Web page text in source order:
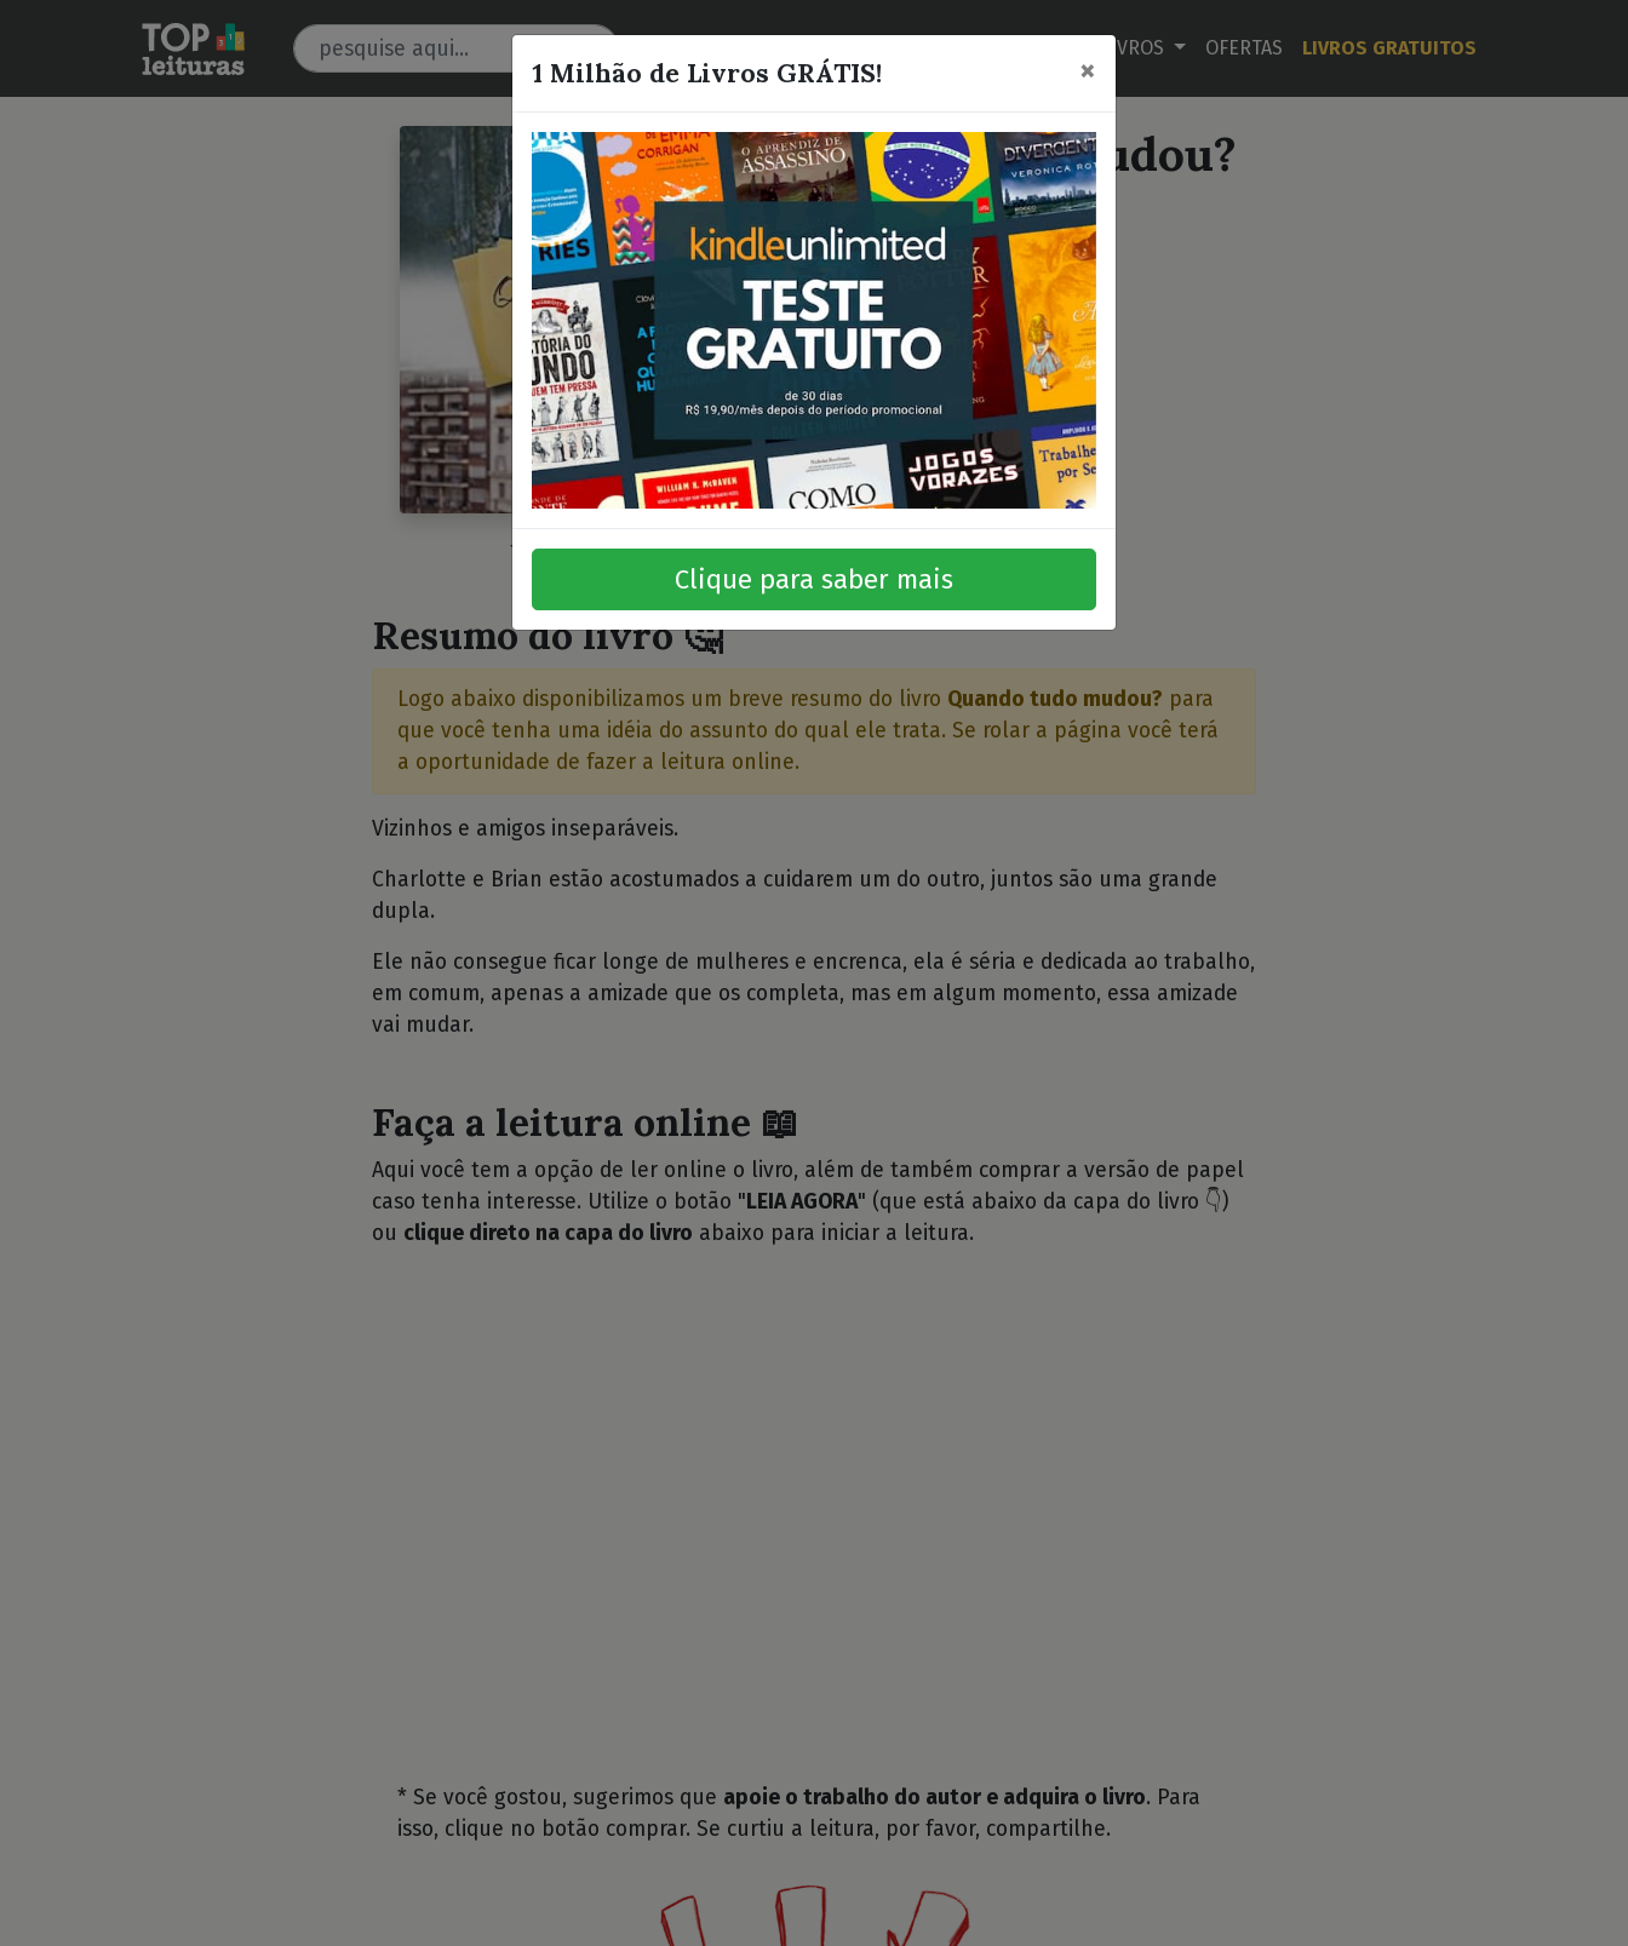
LIVROS OFERTAS LIVROS GRATUITOS
⭐⭐⭐⭐⭐
Quando tudo mudou?
Mônica Cristina
Quero este livro!
Resumo do livro 🤔
Logo abaixo disponibilizamos um breve resumo do livro Quando tudo mudou? para
que você tenha uma idéia do assunto do qual ele trata. Se rolar a página você terá
a oportunidade de fazer a leitura online.
Vizinhos e amigos inseparáveis.
Charlotte e Brian estão acostumados a cuidarem um do outro, juntos são uma grande
dupla.
Ele não consegue ficar longe de mulheres e encrenca, ela é séria e dedicada ao trabalho,
em comum, apenas a amizade que os completa, mas em algum momento, essa amizade
vai mudar.
Faça a leitura online 📖
Aqui você tem a opção de ler online o livro, além de também comprar a versão de papel
caso tenha interesse. Utilize o botão " LEIA AGORA" (que está abaixo da capa do livro 👇)
ou clique direto na capa do livro abaixo para iniciar a leitura.
* Se você gostou, sugerimos que apoie o trabalho do autor e adquira o livro. Para
isso, clique no botão comprar. Se curtiu a leitura, por favor, compartilhe.
1 Milhão de Livros GRÁTIS! ×
Clique para saber mais